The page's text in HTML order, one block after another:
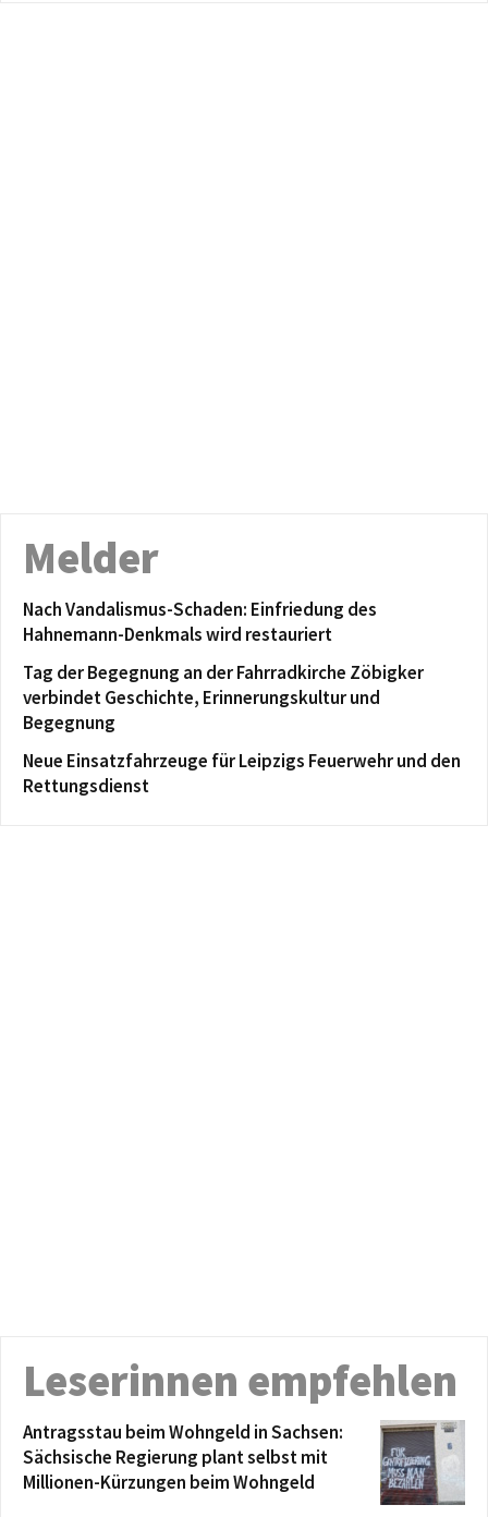
Melder
Nach Vandalismus-Schaden: Einfriedung des
Hahnemann-Denkmals wird restauriert
Tag der Begegnung an der Fahrradkirche Zöbigker
verbindet Geschichte, Erinnerungskultur und
Begegnung
Neue Einsatzfahrzeuge für Leipzigs Feuerwehr und den
Rettungsdienst
Leserinnen empfehlen
Antragsstau beim Wohngeld in Sachsen:
Sächsische Regierung plant selbst mit
Millionen-Kürzungen beim Wohngeld